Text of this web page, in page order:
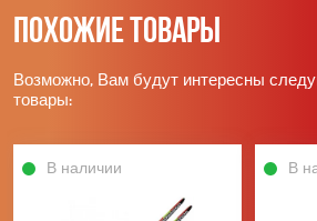
Похожие товары
Возможно, Вам будут интересны
товары:
В наличии В